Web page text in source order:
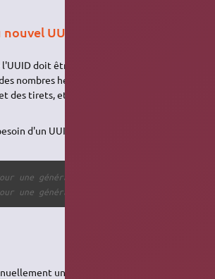
UUID
l'UUID doit être un identifiant
nombres hexadécimaux (chiffres et/ou
des tirets, et ne peut débuter ni finir par
d'un UUID spécifique, voici un outil de
une génération aléatoire
une génération basée sur un peu
un UUID défini manuellement